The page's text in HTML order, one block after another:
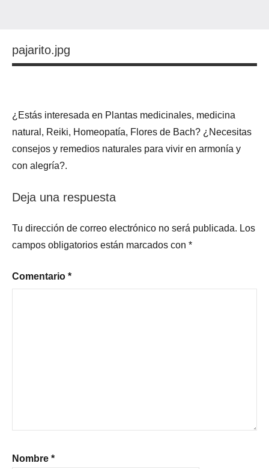
pajarito.jpg
¿Estás interesada en Plantas medicinales, medicina
natural, Reiki, Homeopatía, Flores de Bach? ¿Necesitas
consejos y remedios naturales para vivir en armonía y
con alegría?.
Deja una respuesta
Tu dirección de correo electrónico no será publicada. Los
campos obligatorios están marcados con *
Comentario *
Nombre *